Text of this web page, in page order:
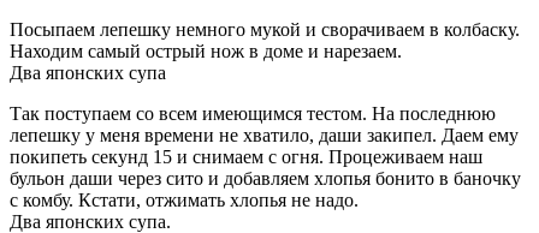
Посыпаем лепешку немного мукой и сворачиваем в колбаску.
Находим самый острый нож в доме и нарезаем.
Два японских супа
Так поступаем со всем имеющимся тестом. На последнюю
лепешку у меня времени не хватило, даши закипел. Даем ему
покипеть секунд 15 и снимаем с огня. Процеживаем наш
бульон даши через сито и добавляем хлопья бонито в баночку
с комбу. Кстати, отжимать хлопья не надо.
Два японских супа.